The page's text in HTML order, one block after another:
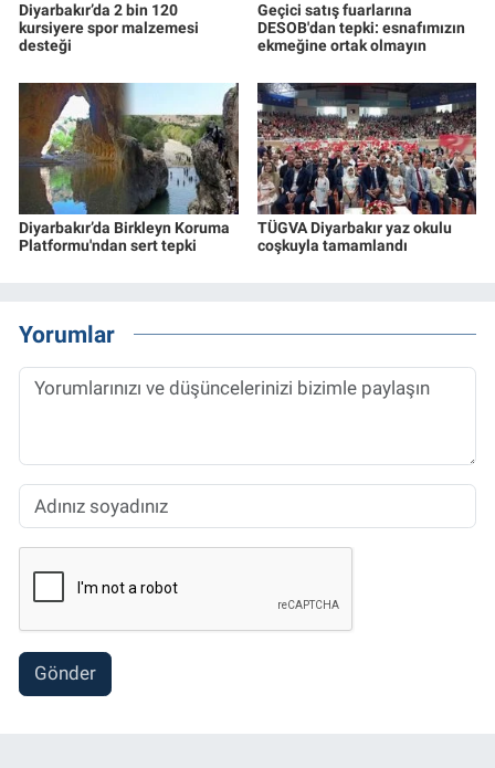
Diyarbakır’da 2 bin 120
kursiyere spor malzemesi
desteği
Geçici satış fuarlarına
DESOB'dan tepki: esnafımızın
ekmeğine ortak olmayın
Diyarbakır’da Birkleyn Koruma
Platformu'ndan sert tepki
TÜGVA Diyarbakır yaz okulu
coşkuyla tamamlandı
Yorumlar
Gönder